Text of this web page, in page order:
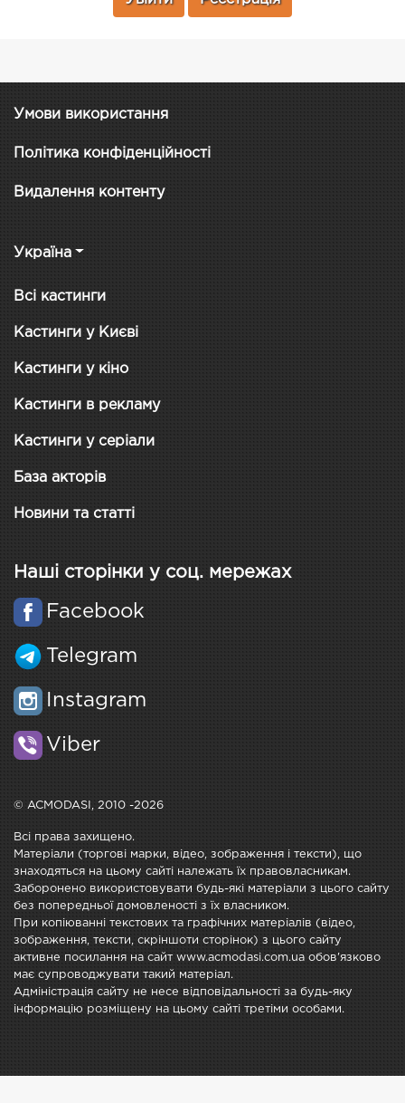
Умови використання
Політика конфіденційності
Видалення контенту
Україна
Всі кастинги
Кастинги у Києві
Кастинги у кіно
Кастинги в рекламу
Кастинги у серіали
База акторів
Новини та статті
Наші сторінки у соц. мережах
Facebook
Telegram
Instagram
Viber
© ACMODASI, 2010 -2026
Всі права захищено.
Матеріали (торгові марки, відео, зображення і тексти), що
знаходяться на цьому сайті належать їх правовласникам.
Заборонено використовувати будь-які матеріали з цього сайту
без попередньої домовленості з їх власником.
При копіюванні текстових та графічних матеріалів (відео,
зображення, тексти, скріншоти сторінок) з цього сайту
активне посилання на сайт www.acmodasi.com.ua обов'язково
має супроводжувати такий матеріал.
Адміністрація сайту не несе відповідальності за будь-яку
інформацію розміщену на цьому сайті третіми особами.